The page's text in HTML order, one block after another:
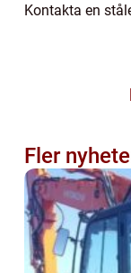
Kontakta en
Fler